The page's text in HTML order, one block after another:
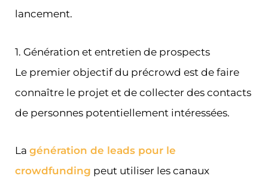
lancement.
1. Génération et entretien de prospects
Le premier objectif du précrowd est de faire
connaître le projet et de collecter des contacts
de personnes potentiellement intéressées.
La génération de leads pour le
crowdfunding peut utiliser les canaux